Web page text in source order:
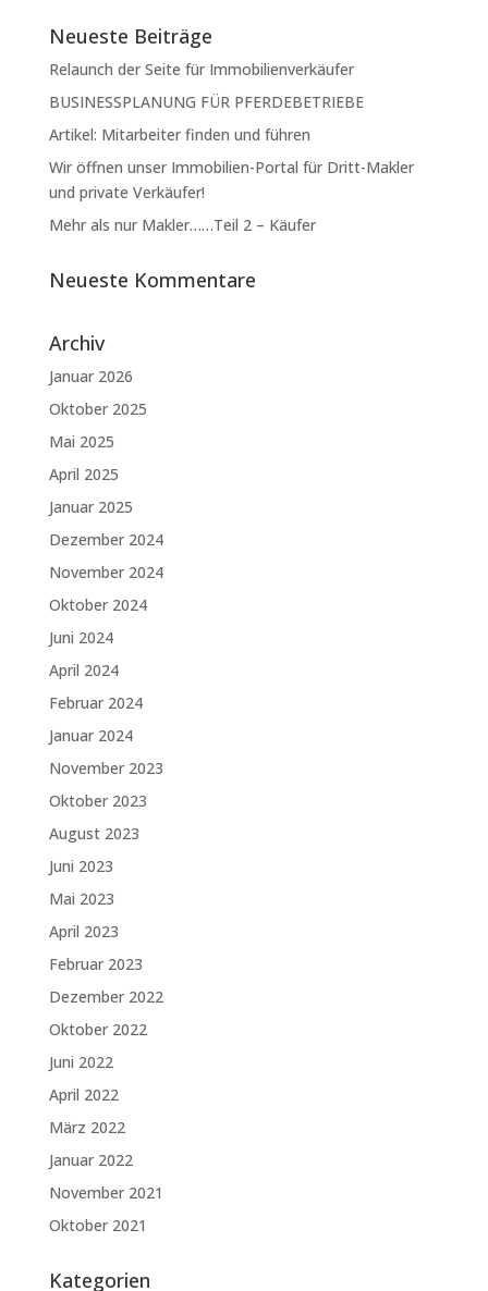
Neueste Beiträge
Relaunch der Seite für Immobilienverkäufer
BUSINESSPLANUNG FÜR PFERDEBETRIEBE
Artikel: Mitarbeiter finden und führen
Wir öffnen unser Immobilien-Portal für Dritt-Makler
und private Verkäufer!
Mehr als nur Makler……Teil 2 – Käufer
Neueste Kommentare
Archiv
Januar 2026
Oktober 2025
Mai 2025
April 2025
Januar 2025
Dezember 2024
November 2024
Oktober 2024
Juni 2024
April 2024
Februar 2024
Januar 2024
November 2023
Oktober 2023
August 2023
Juni 2023
Mai 2023
April 2023
Februar 2023
Dezember 2022
Oktober 2022
Juni 2022
April 2022
März 2022
Januar 2022
November 2021
Oktober 2021
Kategorien